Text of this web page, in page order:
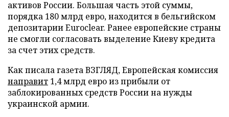
активов России. Большая часть этой суммы,
порядка 180 млрд евро, находится в бельгийском
депозитарии Euroclear. Ранее европейские страны
не смогли согласовать выделение Киеву кредита
за счет этих средств.
Как писала газета ВЗГЛЯД, Европейская комиссия
направит 1,4 млрд евро из прибыли от
заблокированных средств России на нужды
украинской армии.